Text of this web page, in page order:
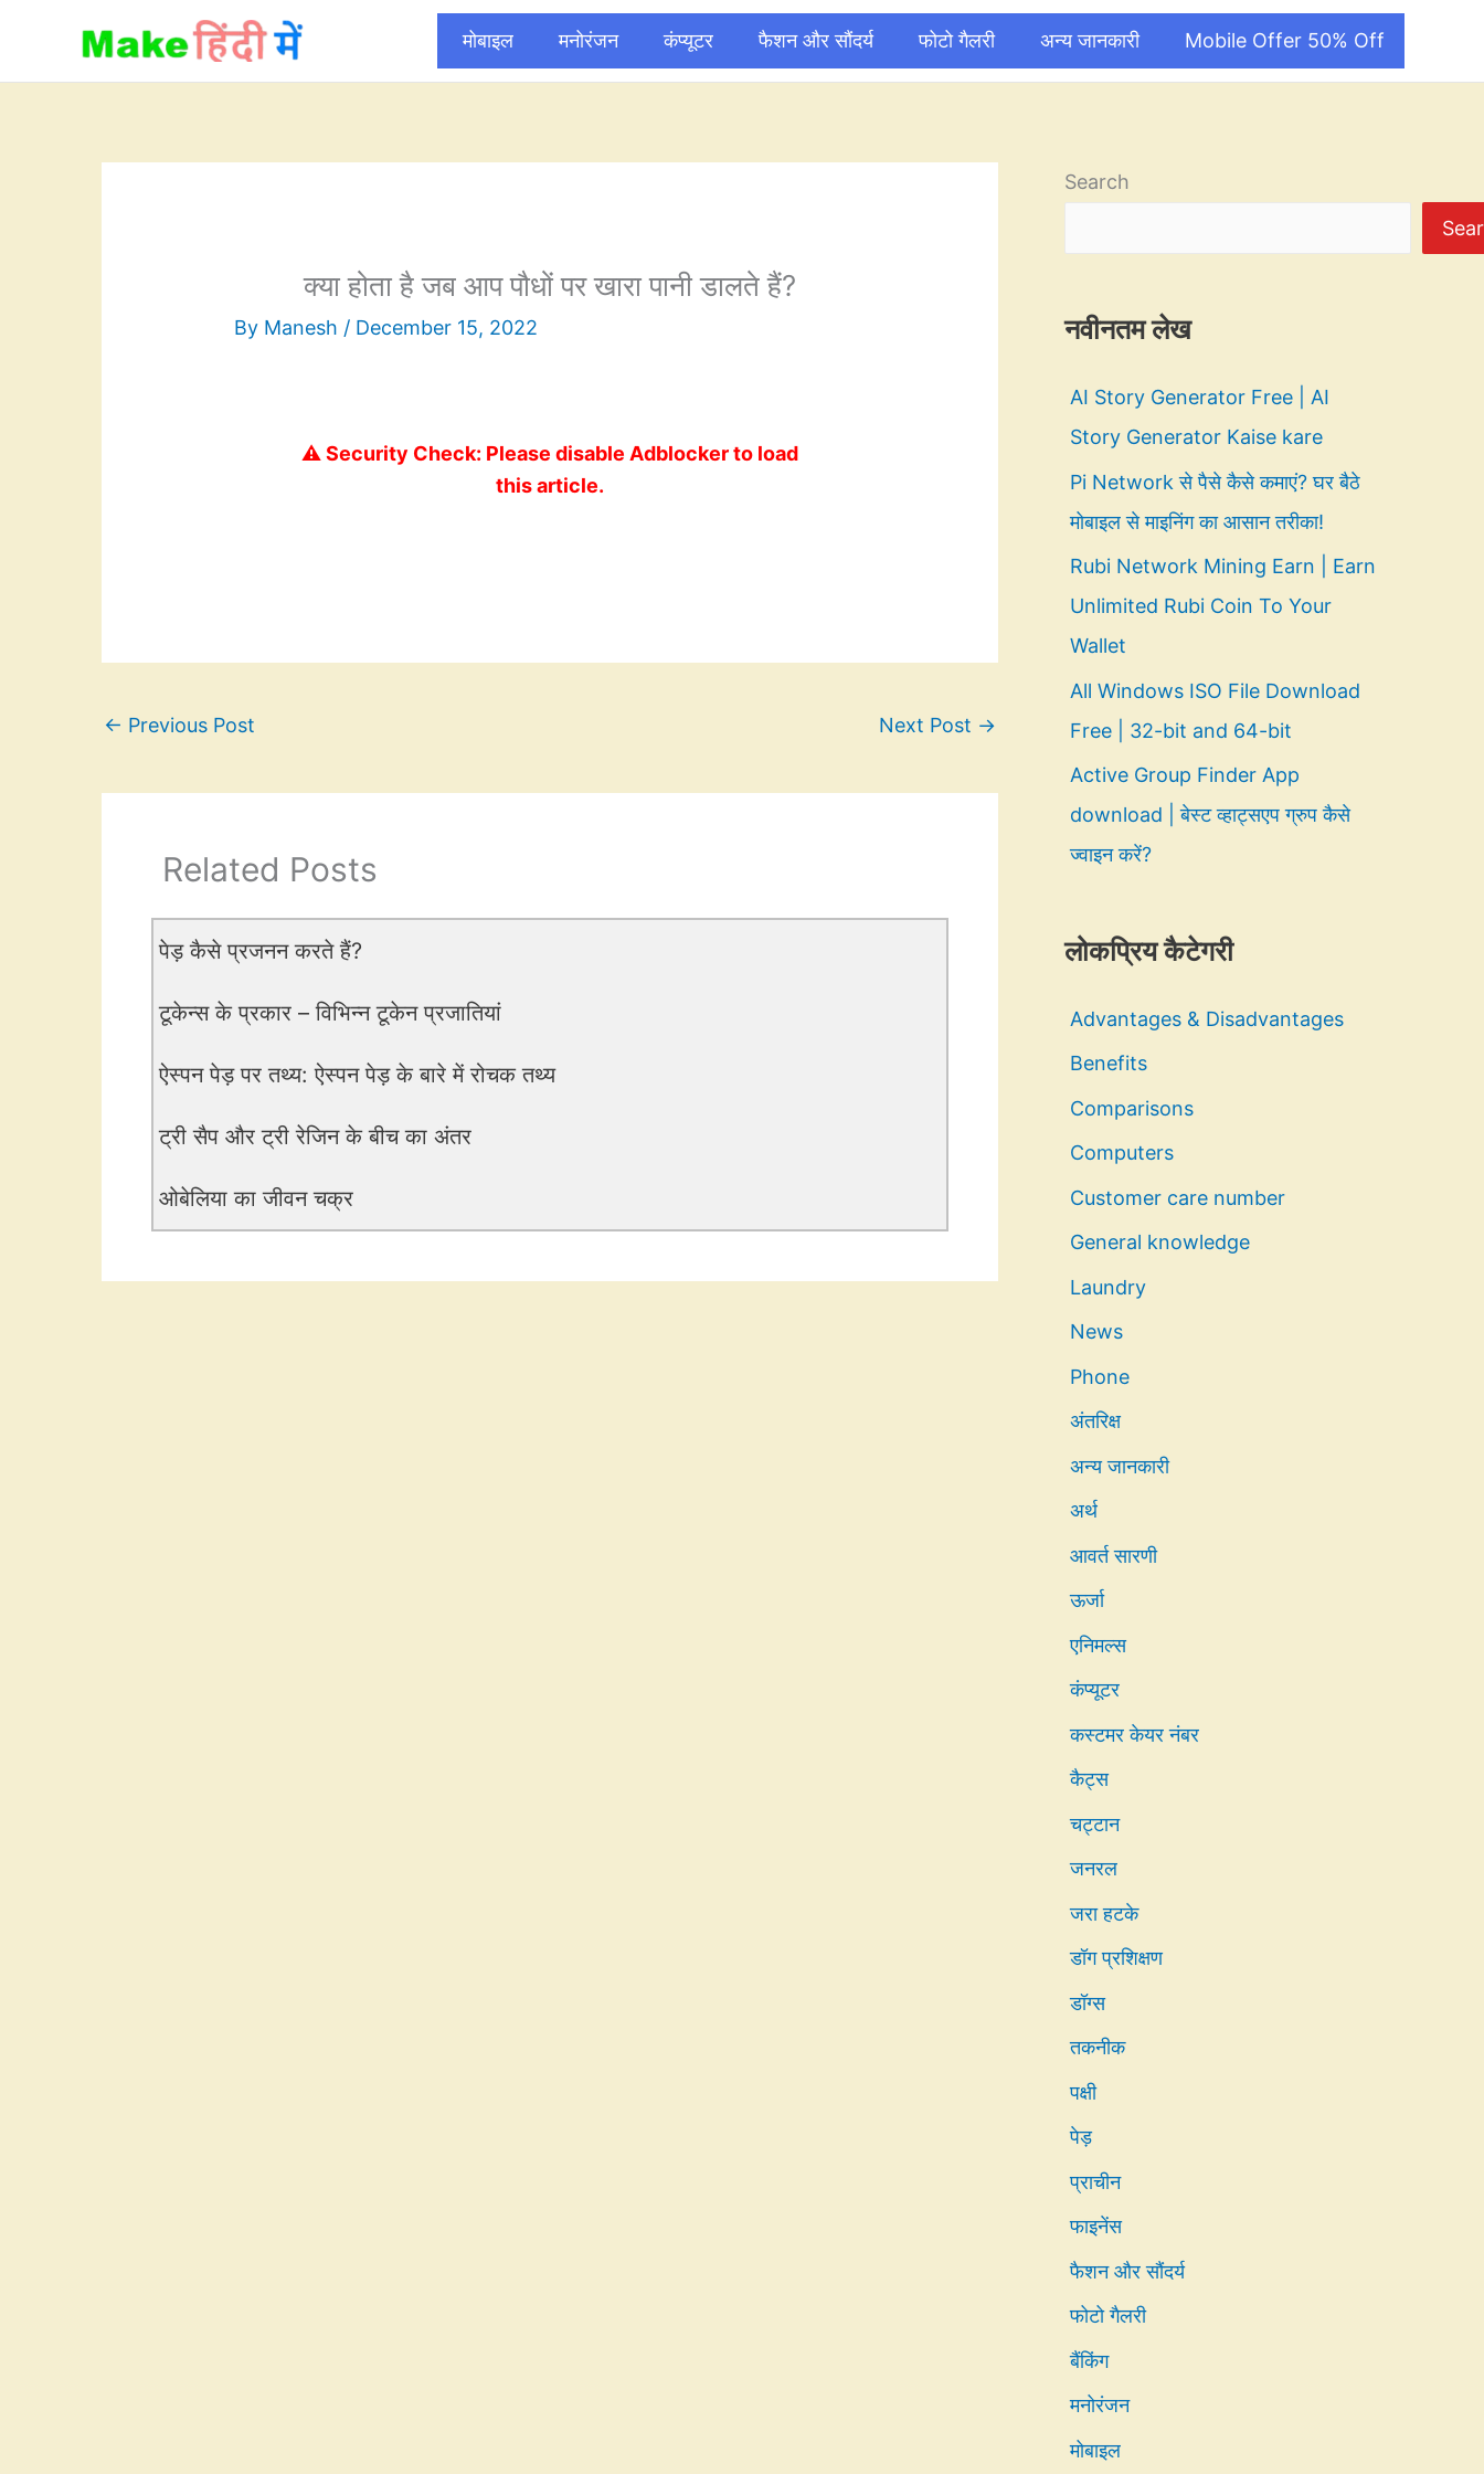
content
मोबाइल मनोरंजन कंप्यूटर फैशन और सौंदर्य फोटो गैलरी अन्य जानकारी Mobile Offer 50% Off
क्या होता है जब आप पौधों पर खारा पानी डालते हैं?
By Manesh / December 15, 2022
⚠️ Security Check: Please disable Adblocker to load
this article.
← Previous Post Next Post →
Related Posts
पेड़ कैसे प्रजनन करते हैं?
टूकेन्स के प्रकार – विभिन्न टूकेन प्रजातियां
ऐस्पन पेड़ पर तथ्य: ऐस्पन पेड़ के बारे में रोचक तथ्य
ट्री सैप और ट्री रेजिन के बीच का अंतर
ओबेलिया का जीवन चक्र
Search
नवीनतम लेख
AI Story Generator Free | AI
Story Generator Kaise kare
Pi Network से पैसे कैसे कमाएं? घर बैठे
मोबाइल से माइनिंग का आसान तरीका!
Rubi Network Mining Earn | Earn
Unlimited Rubi Coin To Your
Wallet
All Windows ISO File Download
Free | 32-bit and 64-bit
Active Group Finder App
download | बेस्ट व्हाट्सएप ग्रुप कैसे
ज्वाइन करें?
लोकप्रिय कैटेगरी
Advantages & Disadvantages
Benefits
Comparisons
Computers
Customer care number
General knowledge
Laundry
News
Phone
अंतरिक्ष
अन्य जानकारी
अर्थ
आवर्त सारणी
ऊर्जा
एनिमल्स
कंप्यूटर
कस्टमर केयर नंबर
कैट्स
चट्टान
जनरल
जरा हटके
डॉग प्रशिक्षण
डॉग्स
तकनीक
पक्षी
पेड़
प्राचीन
फाइनेंस
फैशन और सौंदर्य
फोटो गैलरी
बैंकिंग
मनोरंजन
मोबाइल